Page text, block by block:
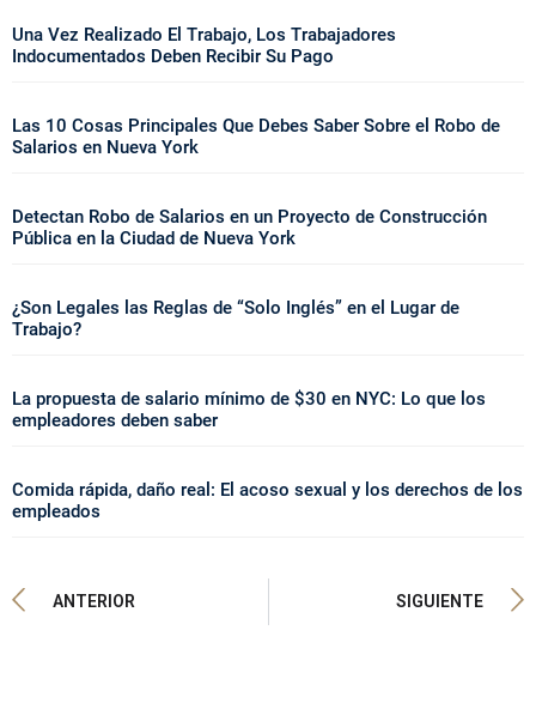
Una Vez Realizado El Trabajo, Los Trabajadores
Indocumentados Deben Recibir Su Pago
Las 10 Cosas Principales Que Debes Saber Sobre el Robo de
Salarios en Nueva York
Detectan Robo de Salarios en un Proyecto de Construcción
Pública en la Ciudad de Nueva York
¿Son Legales las Reglas de “Solo Inglés” en el Lugar de
Trabajo?
La propuesta de salario mínimo de $30 en NYC: Lo que los
empleadores deben saber
Comida rápida, daño real: El acoso sexual y los derechos de los
empleados
ANTERIOR SIGUIENTE